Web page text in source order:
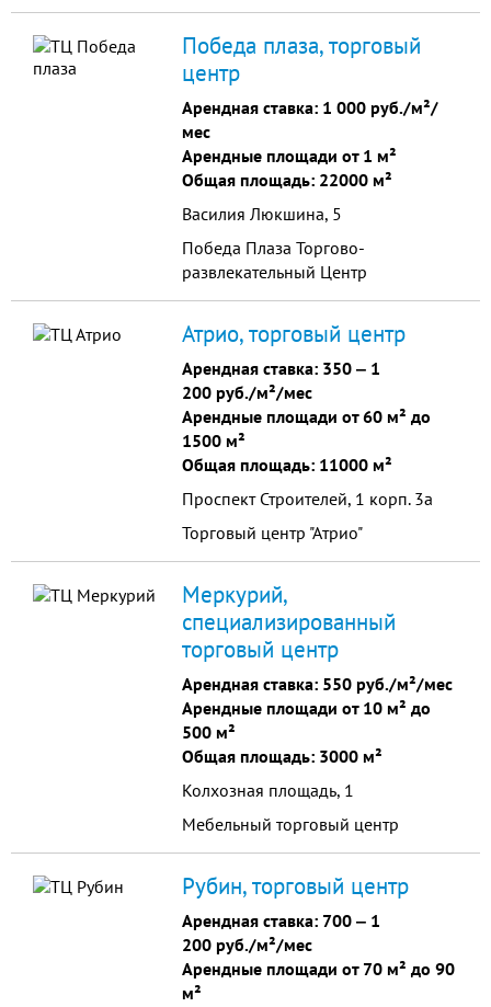
вписывается в специфику проекта.
Победа плаза, торговый
центр
Арендная ставка: 1 000 руб./м²/
мес
Арендные площади от 1 м²
Общая площадь: 22000 м²
Василия Люкшина, 5
Победа Плаза Торгово-
развлекательный Центр
Атрио, торговый центр
Арендная ставка: 350 ‒ 1
200 руб./м²/мес
Арендные площади от 60 м² до
1500 м²
Общая площадь: 11000 м²
Проспект Строителей, 1 корп. 3а
Торговый центр "Атрио"
Меркурий,
специализированный
торговый центр
Арендная ставка: 550 руб./м²/мес
Арендные площади от 10 м² до
500 м²
Общая площадь: 3000 м²
Колхозная площадь, 1
Мебельный торговый центр
Рубин, торговый центр
Арендная ставка: 700 ‒ 1
200 руб./м²/мес
Арендные площади от 70 м² до 90
м²